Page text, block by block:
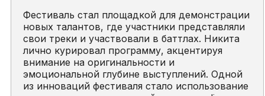
Фестиваль стал площадкой для демонстрации
новых талантов, где участники представляли
свои треки и участвовали в баттлах. Никита
лично курировал программу, акцентируя
внимание на оригинальности и
эмоциональной глубине выступлений. Одной
из инноваций фестиваля стало использование